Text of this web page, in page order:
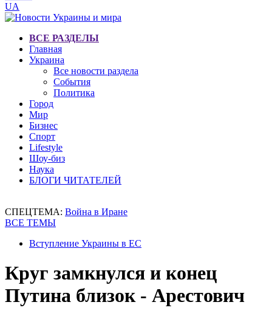
UA
ВСЕ РАЗДЕЛЫ
Главная
Украина
Все новости раздела
События
Политика
Город
Мир
Бизнес
Спорт
Lifestyle
Шоу-биз
Наука
БЛОГИ ЧИТАТЕЛЕЙ
СПЕЦТЕМА: Война в Иране
ВСЕ ТЕМЫ
Вступление Украины в ЕС
Круг замкнулся и конец
Путина близок - Арестович